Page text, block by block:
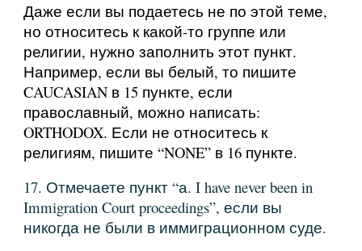
Даже если вы подаетесь не по этой теме,
но относитесь к какой-то группе или
религии, нужно заполнить этот пункт.
Например, если вы белый, то пишите
CAUCASIAN в 15 пункте, если
православный, можно написать:
ORTHODOX. Если не относитесь к
религиям, пишите “NONE” в 16 пункте.
17. Отмечаете пункт “а. I have never been in
Immigration Court proceedings”, если вы
никогда не были в иммиграционном суде.